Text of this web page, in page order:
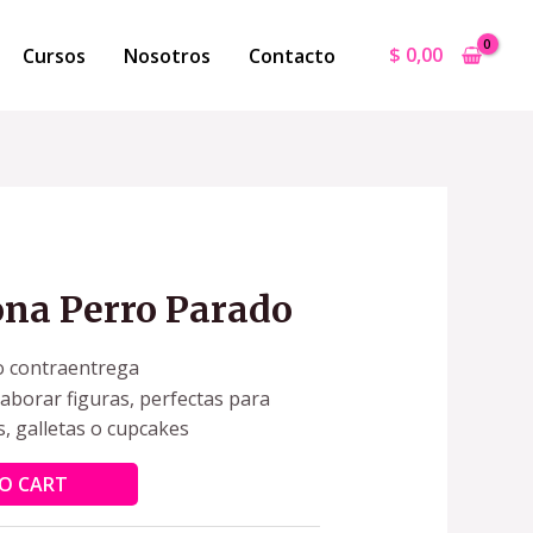
Cursos Nosotros Contacto $ 0,00
Perro Parado
contraentrega
figuras, perfectas para
galletas o cupcakes
CART